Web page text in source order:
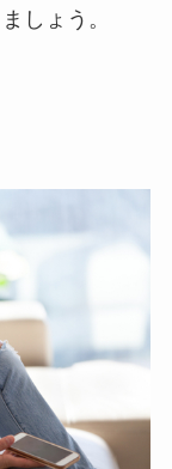
しょう。